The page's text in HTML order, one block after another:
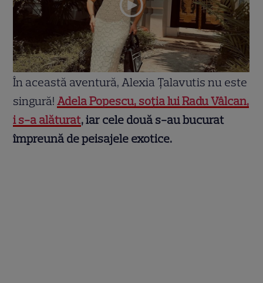
În această aventură, Alexia Țalavutis nu este
singură! Adela Popescu, soția lui Radu Vâlcan,
i s-a alăturat, iar cele două s-au bucurat
împreună de peisajele exotice.